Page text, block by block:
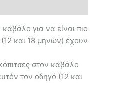
για να είναι πιο
και 18 μηνών) έχουν
στον καβάλο
τον οδηγό (12 και